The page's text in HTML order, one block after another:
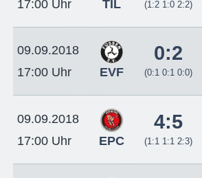
17:00 Uhr
TIL (1:2 1:0 2:2)
09.09.2018
17:00 Uhr
EVF
0:2
(0:1 0:1 0:0)
09.09.2018
17:00 Uhr
EPC
4:5
(1:1 1:1 2:3)